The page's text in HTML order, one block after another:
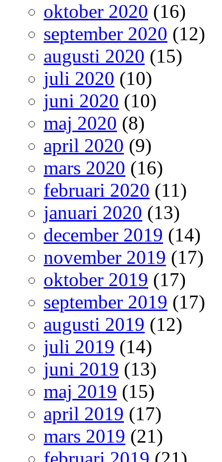
oktober 2020 (16)
september 2020 (12)
augusti 2020 (15)
juli 2020 (10)
juni 2020 (10)
maj 2020 (8)
april 2020 (9)
mars 2020 (16)
februari 2020 (11)
januari 2020 (13)
december 2019 (14)
november 2019 (17)
oktober 2019 (17)
september 2019 (17)
augusti 2019 (12)
juli 2019 (14)
juni 2019 (13)
maj 2019 (15)
april 2019 (17)
mars 2019 (21)